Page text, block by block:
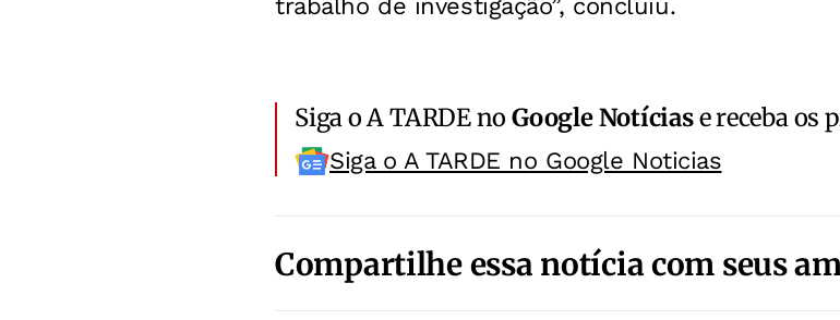
trabalho de investigação”, concluiu.
Siga o A TARDE noGoogle Notíciase receba os
Siga o A TARDE no Google Noticias
Compartilhe essa notícia com seus